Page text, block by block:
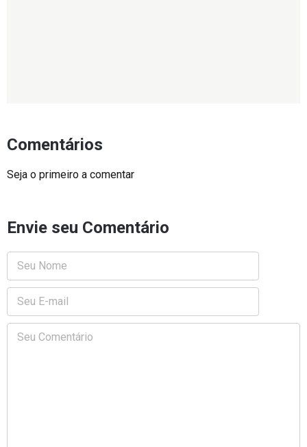
Comentários
Seja o primeiro a comentar
Envie seu Comentário